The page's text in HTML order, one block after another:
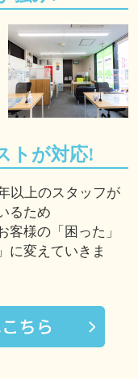
トが対応!
以上のスタッフが
るため
客様の「困った」
に変えていきま